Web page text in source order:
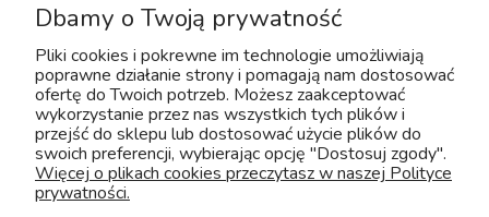
U nas bezpiecznie kupisz leki OTC dla zwierząt. Nadzór sprawuje :
Wojewódzki Inspektorat Weterynarii z/s w Siedlcach
Adres: Kazimierzowska 29 08-110 Siedlce
Tel:+48 25 632 64 59
Fax:+48 25 632 55 84
E-mail:wiw@mazowsze.wiw.gov.pl
Dbamy o Twoją prywatność
Pliki cookies i pokrewne im technologie umożliwiają
poprawne działanie strony i pomagają nam dostosować
ofertę do Twoich potrzeb. Możesz zaakceptować
wykorzystanie przez nas wszystkich tych plików i
przejść do sklepu lub dostosować użycie plików do
swoich preferencji, wybierając opcję "Dostosuj zgody".
Więcej o plikach cookies przeczytasz w naszej Polityce
prywatności.